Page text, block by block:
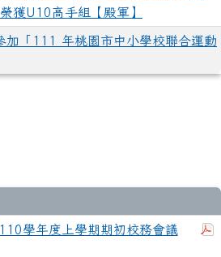
獲U10高手組【殿軍】
加「111 年桃園市中小學校聯合運動
110學年度上學期期初校務會議